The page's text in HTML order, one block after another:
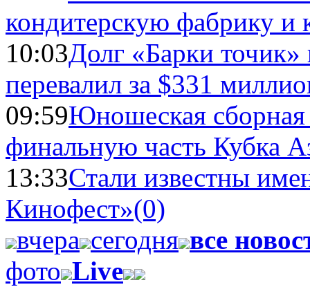
кондитерскую фабрику и
10:03Долг «Барки
перевалил за $331
09:59Юношеская
финальную часть Кубка
13:33Стали известны
Кинофест»(0)
вчера сегодня все
фото Live